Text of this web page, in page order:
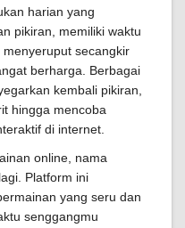
harian yang
pikiran, memiliki waktu
secangkir
berharga. Berbagai
kembali pikiran,
hingga mencoba
di internet.
online, nama
Platform ini
yang seru dan
senggangmu